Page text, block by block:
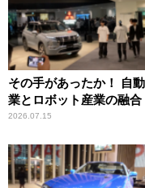
その手があったか！ 自
業とロボット産業の融合
2026.07.15